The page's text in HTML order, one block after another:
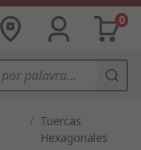
0
/ Tuercas
Hexagonales